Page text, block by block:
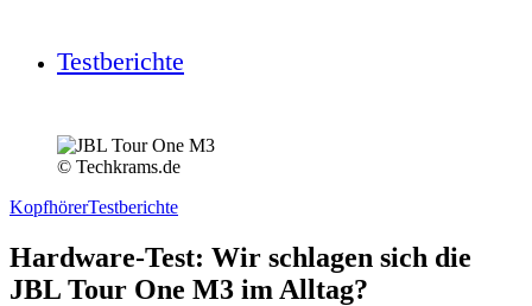
Testberichte
© Techkrams.de
KopfhörerTestberichte
Hardware-Test: Wir schlagen sich die
JBL Tour One M3 im Alltag?